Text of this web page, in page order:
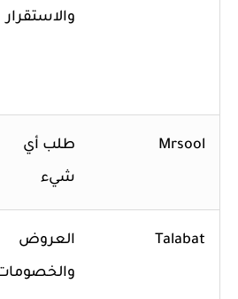
والاستقرار
Mrsool طلب أي
شيء
Talabat العروض
والخصومات